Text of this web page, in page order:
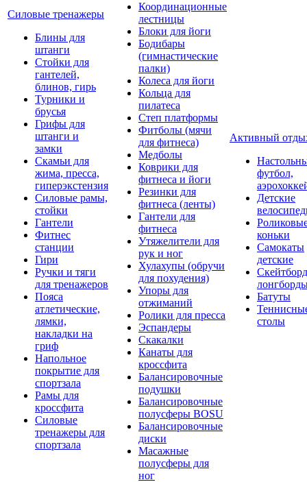
Силовые тренажеры
Блины для
штанги
Стойки для
гантелей,
блинов, гирь
Турники и
брусья
Грифы для
штанги и
замки
Скамьи для
жима, пресса,
гиперэкстензия
Силовые рамы,
стойки
Гантели
Фитнес
станции
Гири
Ручки и тяги
для тренажеров
Пояса
атлетические,
лямки,
накладки на
гриф
Напольное
покрытие для
спортзала
Рамы для
кроссфита
Силовые
тренажеры для
спортзала
Координационные
лестницы
Блоки для йоги
Бодибары
(гимнастические
палки)
Колеса для йоги
Кольца для
пилатеса
Степ платформы
Фитболы (мячи
для фитнеса)
Медболы
Коврики для
фитнеса и йоги
Резинки для
фитнеса (ленты)
Гантели для
фитнеса
Утяжелители для
рук и ног
Хулахупы (обручи
для похудения)
Упоры для
отжиманий
Ролики для пресса
Эспандеры
Скакалки
Канаты для
кроссфита
Балансировочные
подушки
Балансировочные
полусферы BOSU
Балансировочные
диски
Масажные
полусферы для
ног
Активный
футбол,
Детские
коньки
Самокаты
детские
Батуты
столы